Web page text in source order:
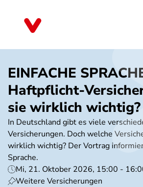
EINFACHE
Haftpflicht-
sie wirklich wichtig?
In Deutschland gibt es viele
Versicherungen. Doch welche
wirklich wichtig? Der Vortrag
Sprache.
Mi, 21. Oktober 2026, 15:00 -
Weitere Versicherungen